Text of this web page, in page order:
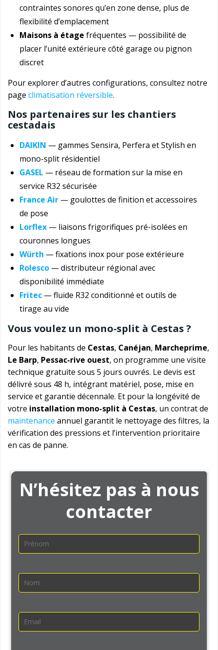
contraintes sonores qu’en zone dense, plus de
flexibilité d’emplacement
Maisons à étage fréquentes — possibilité de
placer l’unité extérieure côté garage ou pignon
discret
Pour explorer d’autres configurations, consultez notre
page climatisation réversible.
Nos partenaires sur les chantiers
cestadais
DAIKIN — gammes Sensira, Perfera et Stylish en
mono-split résidentiel
GASEL — réseau de formation sur la mise en
service R32 sécurisée
France Air — goulottes de finition et accessoires
de pose
Lorflex — liaisons frigorifiques pré-isolées en
couronnes longues
Würth — fixations inox pour pose extérieure
Rolesco — distributeur régional avec
disponibilité immédiate
Fritec — fluide R32 conditionné et outils de
tirage au vide
Vous voulez un mono-split à Cestas ?
Pour les habitants de Cestas, Canéjan, Marcheprime,
Le Barp, Pessac-rive ouest, on programme une visite
technique gratuite sous 5 jours ouvrés. Le devis est
délivré sous 48 h, intégrant matériel, pose, mise en
service et garantie décennale. Et pour la longévité de
votre installation mono-split à Cestas, un contrat de
maintenance annuel garantit le nettoyage des filtres, la
vérification des pressions et l’intervention prioritaire
en cas de panne.
N’hésitez pas à nous
contacter